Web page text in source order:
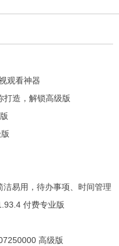
观看神器
打造，解锁高级版
易用，待办事项、时间管理
付费专业版
高级版